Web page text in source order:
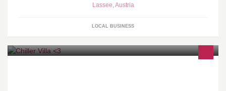
Lassee,Austria
LOCAL BUSINESS